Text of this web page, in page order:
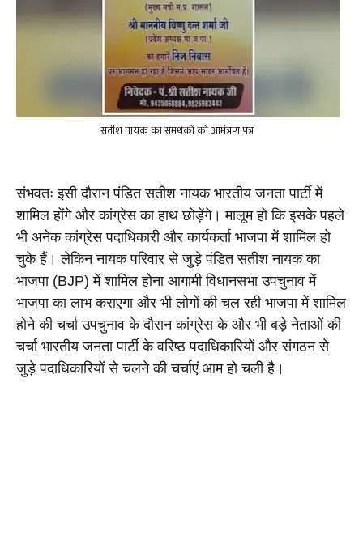
सतीश नायक का समर्थकों को आमंत्रण पत्र
संभवतः इसी दौरान पंडित सतीश नायक भारतीय जनता पार्टी में
शामिल होंगे और कांग्रेस का हाथ छोड़ेंगे। मालूम हो कि इसके पहले
भी अनेक कांग्रेस पदाधिकारी और कार्यकर्ता भाजपा में शामिल हो
चुके हैं। लेकिन नायक परिवार से जुड़े पंडित सतीश नायक का
भाजपा (BJP) में शामिल होना आगामी विधानसभा उपचुनाव में
भाजपा का लाभ कराएगा और भी लोगों की चल रही भाजपा में शामिल
होने की चर्चा उपचुनाव के दौरान कांग्रेस के और भी बड़े नेताओं की
चर्चा भारतीय जनता पार्टी के वरिष्ठ पदाधिकारियों और संगठन से
जुड़े पदाधिकारियों से चलने की चर्चाएं आम हो चली है।